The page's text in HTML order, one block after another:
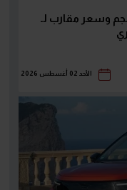
سيارات في حجم وسعر مقارب لـ
الأحد 02 أغسطس 2026